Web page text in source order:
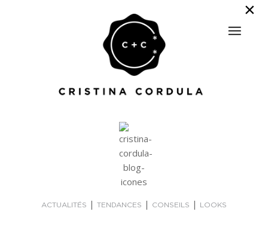
ACTUALITÉS | TENDANCES | CONSEILS | LOOKS